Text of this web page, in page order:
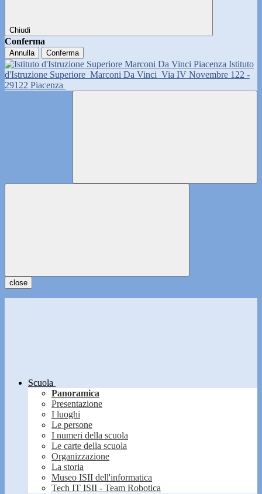
Chiudi
Conferma
Annulla Conferma
Istituto
d'Istruzione Superiore Marconi Da Vinci Via IV Novembre 122 -
29122 Piacenza
close
Scuola
Panoramica
Presentazione
I luoghi
Le persone
I numeri della scuola
Le carte della scuola
Organizzazione
La storia
Museo ISII dell'informatica
Tech IT ISII - Team Robotica